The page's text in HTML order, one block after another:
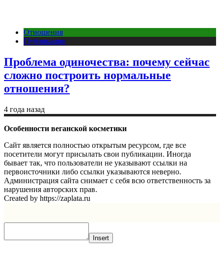
Отношения
Публикации
Проблема одиночества: почему сейчас
сложно построить нормальные
отношения?
4 года назад
Особенности веганской косметики
Сайт является полностью открытым ресурсом, где все
посетители могут присылать свои публикации. Иногда
бывает так, что пользователи не указывают ссылки на
первоисточники либо ссылки указываются неверно.
Администрация сайта снимает с себя всю ответственность за
нарушения авторских прав.
Created by https://zaplata.ru
Insert